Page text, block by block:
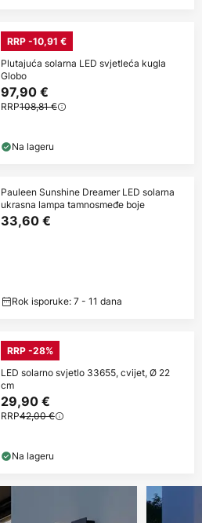
RRP -10,91 €
Plutajuća solarna LED svjetleća kugla
Globo
97,90 €
RRP108,81 €
Na lageru
Pauleen Sunshine Dreamer LED solarna
ukrasna lampa tamnosmeđe boje
33,60 €
Rok isporuke: 7 - 11 dana
RRP -28%
LED solarno svjetlo 33655, cvijet, Ø 22
cm
29,90 €
RRP42,00 €
Na lageru